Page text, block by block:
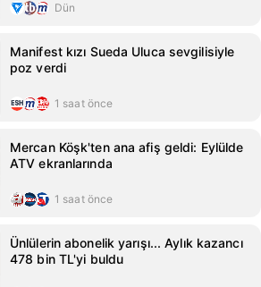
Dün
Manifest kızı Sueda Uluca sevgilisiyle
poz verdi
1 saat önce
Mercan Köşk'ten ana afiş geldi: Eylülde
ATV ekranlarında
1 saat önce
Ünlülerin abonelik yarışı... Aylık kazancı
478 bin TL'yi buldu